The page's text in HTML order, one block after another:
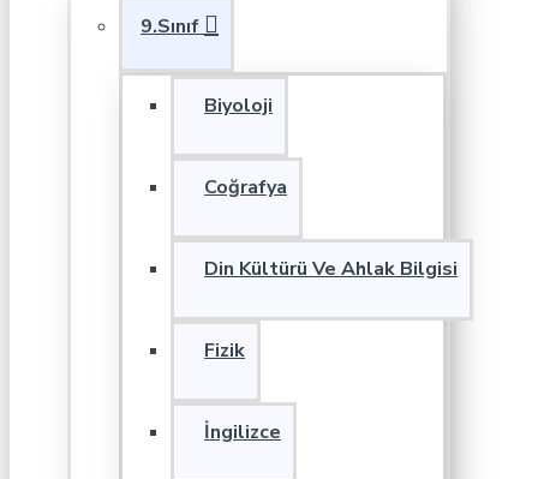
9.Sınıf
Biyoloji
Coğrafya
Din Kültürü Ve Ahlak Bilgisi
Fizik
İngilizce